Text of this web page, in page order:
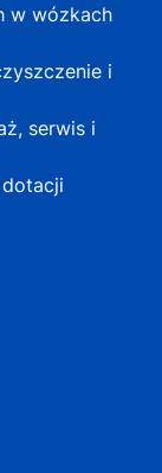
w wózkach
i
serwis i